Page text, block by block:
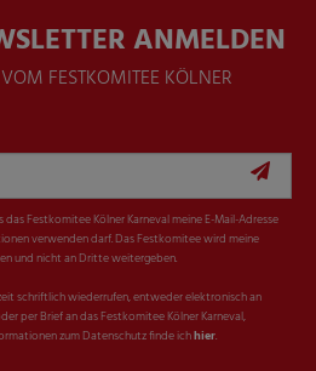
ANMELDEN
FESTKOMITEE KÖLNER
Festkomitee Kölner Karneval meine E-Mail-Adresse
verwenden darf. Das Festkomitee wird meine
und nicht an Dritte weitergeben.
schriftlich wiederrufen, entweder elektronisch an
per Brief an das Festkomitee Kölner Karneval,
zum Datenschutz finde ichhier.